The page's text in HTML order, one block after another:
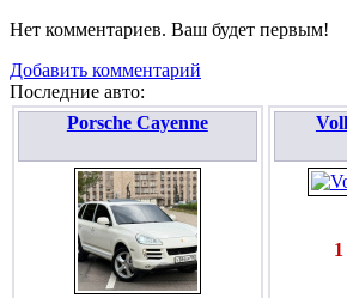
Нет комментариев. Ваш будет первым!
Добавить комментарий
Последние авто:
Porsche Cayenne